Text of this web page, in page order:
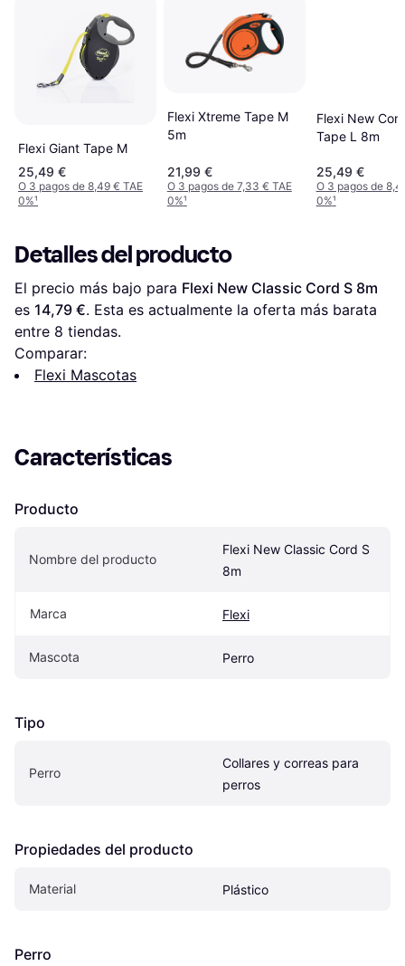
Flexi Giant Tape M
25,49 €
O 3 pagos de 8,49 € TAE
0%¹
Flexi Xtreme Tape M
5m
21,99 €
O 3 pagos de 7,33 € TAE
0%¹
Flexi New
Tape L 8m
25,49 €
O 3 pagos de
0%¹
Detalles del producto
El precio más bajo para Flexi New Classic Cord S 8m
es 14,79 €. Esta es actualmente la oferta más barata
entre 8 tiendas.
Comparar:
Flexi Mascotas
Características
Producto
Nombre del producto
Flexi New Classic Cord S
8m
Marca Flexi
Mascota Perro
Tipo
Perro
Collares y correas para
perros
Propiedades del producto
Material Plástico
Perro